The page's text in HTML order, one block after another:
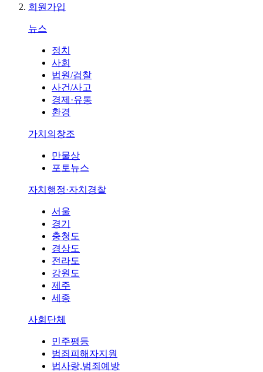
회원가입
뉴스
정치
사회
법원/검찰
사건/사고
경제·유통
환경
가치의창조
만물상
포토뉴스
자치행정·자치경찰
서울
경기
충청도
경상도
전라도
강원도
제주
세종
사회단체
민주평등
범죄피해자지원
법사랑,범죄예방